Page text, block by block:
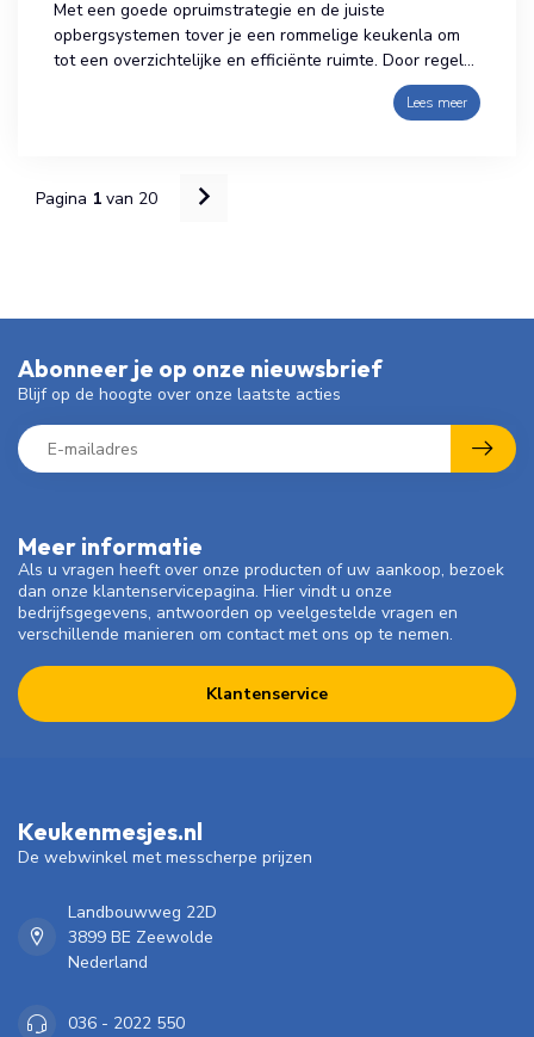
Met een goede opruimstrategie en de juiste
opbergsystemen tover je een rommelige keukenla om
tot een overzichtelijke en efficiënte ruimte. Door regel...
Lees meer
Pagina 1 van 20
Meer informatie
Als u vragen heeft over onze producten of uw aankoop, bezoek
dan onze klantenservicepagina. Hier vindt u onze
bedrijfsgegevens, antwoorden op veelgestelde vragen en
verschillende manieren om contact met ons op te nemen.
Klantenservice
Abonneer je op onze nieuwsbrief
Blijf op de hoogte over onze laatste acties
Keukenmesjes.nl
De webwinkel met messcherpe prijzen
Landbouwweg 22D
3899 BE Zeewolde
Nederland
036 - 2022 550